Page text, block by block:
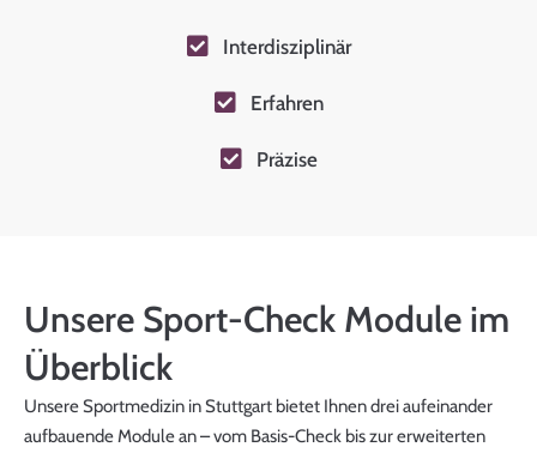
Interdisziplinär
Erfahren
Präzise
Unsere Sport-Check Module im
Überblick
Unsere Sportmedizin in Stuttgart bietet Ihnen drei aufeinander
aufbauende Module an – vom Basis-Check bis zur erweiterten